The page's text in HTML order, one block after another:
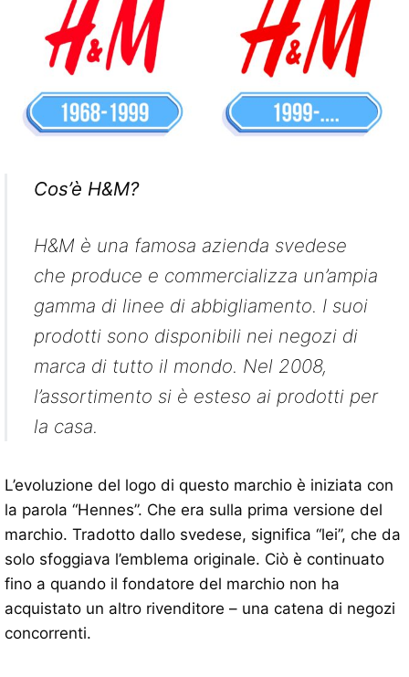
Cos’è H&M?
H&M è una famosa azienda svedese
che produce e commercializza un’ampia
gamma di linee di abbigliamento. I suoi
prodotti sono disponibili nei negozi di
marca di tutto il mondo. Nel 2008,
l’assortimento si è esteso ai prodotti per
la casa.
L’evoluzione del logo di questo marchio è iniziata con
la parola “Hennes”. Che era sulla prima versione del
marchio. Tradotto dallo svedese, significa “lei”, che da
solo sfoggiava l’emblema originale. Ciò è continuato
fino a quando il fondatore del marchio non ha
acquistato un altro rivenditore – una catena di negozi
concorrenti.